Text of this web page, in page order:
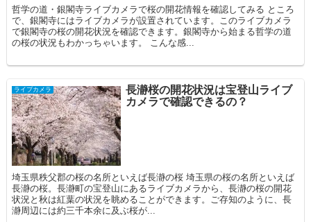
哲学の道・銀閣寺ライブカメラで桜の開花情報を確認してみる ところ
で、銀閣寺にはライブカメラが設置されています。このライブカメラ
で銀閣寺の桜の開花状況を確認できます。銀閣寺から始まる哲学の道
の桜の状況もわかっちゃいます。 こんな感...
ライブカメラ
長瀞桜の開花状況は宝登山ライブ
カメラで確認できるの？
埼玉県秩父郡の桜の名所といえば長瀞の桜 埼玉県の桜の名所といえば
長瀞の桜。長瀞町の宝登山にあるライブカメラから、長瀞の桜の開花
状況と秋は紅葉の状況を眺めることができます。ご存知のように、長
瀞周辺には約三千本余に及ぶ桜が...